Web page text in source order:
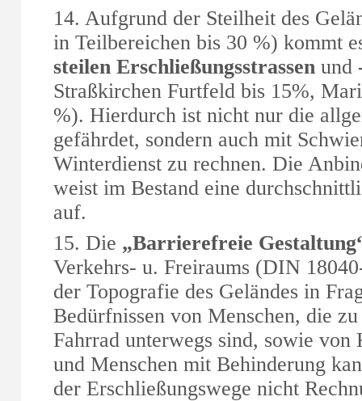
14. Aufgrund der Steilheit des
in Teilbereichen bis 30 %) kommt
steilen Erschließungsstrassen und
Straßkirchen Furtfeld bis 15%,
%). Hierdurch ist nicht nur die
gefährdet, sondern auch mit
Winterdienst zu rechnen. Die
weist im Bestand eine
auf.
15. Die „Barrierefreie
Verkehrs- u. Freiraums (DIN
der Topografie des Geländes in
Bedürfnissen von Menschen, die
Fahrrad unterwegs sind, sowie von
und Menschen mit Behinderung
der Erschließungswege nicht